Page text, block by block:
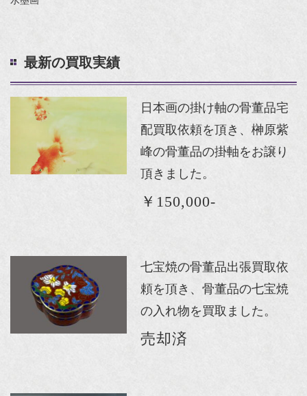
最新の買取実績
日本画の掛け軸の骨董品宅
配買取依頼を頂き、榊原紫
峰の骨董品の掛軸をお譲り
頂きました。
￥150,000-
七宝焼の骨董品出張買取依
頼を頂き、骨董品の七宝焼
の入れ物を買取ました。
売却済